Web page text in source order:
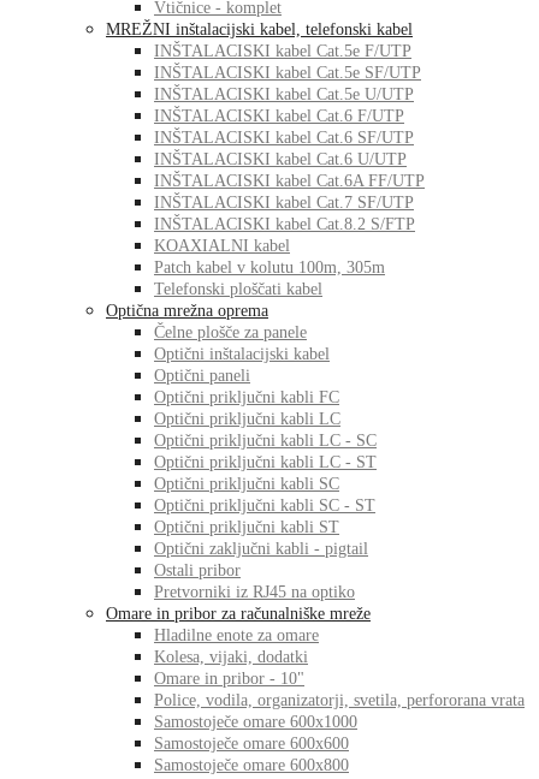
Vtičnice - komplet
MREŽNI inštalacijski kabel, telefonski kabel
INŠTALACISKI kabel Cat.5e F/UTP
INŠTALACISKI kabel Cat.5e SF/UTP
INŠTALACISKI kabel Cat.5e U/UTP
INŠTALACISKI kabel Cat.6 F/UTP
INŠTALACISKI kabel Cat.6 SF/UTP
INŠTALACISKI kabel Cat.6 U/UTP
INŠTALACISKI kabel Cat.6A FF/UTP
INŠTALACISKI kabel Cat.7 SF/UTP
INŠTALACISKI kabel Cat.8.2 S/FTP
KOAXIALNI kabel
Patch kabel v kolutu 100m, 305m
Telefonski ploščati kabel
Optična mrežna oprema
Čelne plošče za panele
Optični inštalacijski kabel
Optični paneli
Optični priključni kabli FC
Optični priključni kabli LC
Optični priključni kabli LC - SC
Optični priključni kabli LC - ST
Optični priključni kabli SC
Optični priključni kabli SC - ST
Optični priključni kabli ST
Optični zaključni kabli - pigtail
Ostali pribor
Pretvorniki iz RJ45 na optiko
Omare in pribor za računalniške mreže
Hladilne enote za omare
Kolesa, vijaki, dodatki
Omare in pribor - 10"
Police, vodila, organizatorji, svetila, perfororana vrata
Samostoječe omare 600x1000
Samostoječe omare 600x600
Samostoječe omare 600x800